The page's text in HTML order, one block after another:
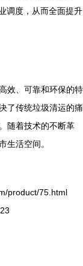
调度，从而全面提升
效、可靠和环保的特
了传统垃圾清运的痛
随着技术的不断革
生活空间。
product/75.html